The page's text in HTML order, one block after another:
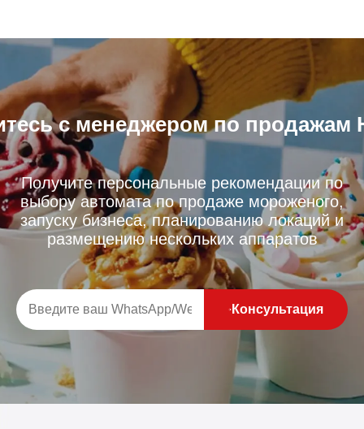
с менеджером по продажам
Получите персональные рекомендации по
выбору автомата по продаже мороженого,
запуску бизнеса, планированию локаций и
размещению нескольких аппаратов
Консультация